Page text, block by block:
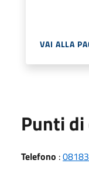
VAI ALLA
Punti
Telefono :